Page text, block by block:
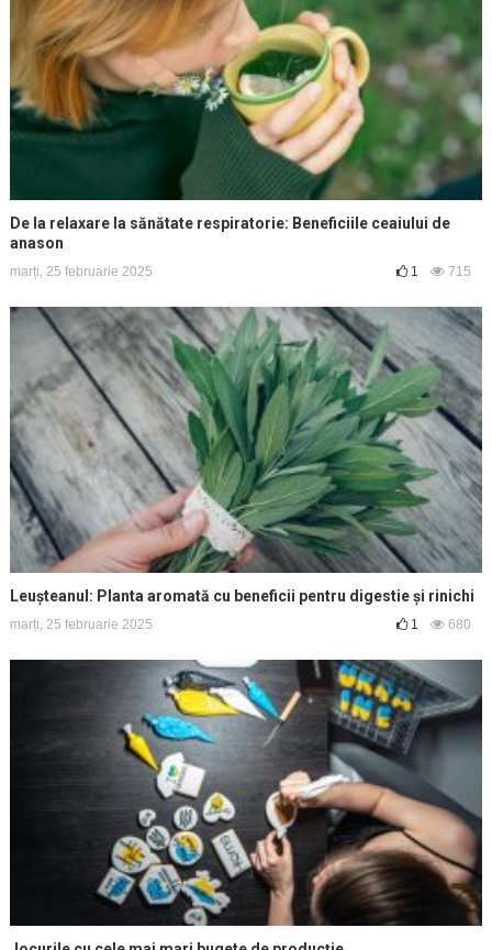
De la relaxare la sănătate respiratorie: Beneficiile ceaiului de
anason
marți, 25 februarie 2025 1 715
Leușteanul: Planta aromată cu beneficii pentru digestie și rinichi
marți, 25 februarie 2025 1 680